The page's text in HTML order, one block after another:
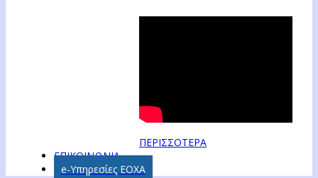
ΠΕΡΙΣΣΟΤΕΡΑ
ΕΠΙΚΟΙΝΩΝΙΑ
e-Υπηρεσίες ΕΟΧΑ